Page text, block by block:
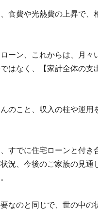
食費や光熱費の上昇で
ーン、これからは、月
はなく、【家計全体の
のこと、収入の柱や運
すでに住宅ローンと付
況、今後のご家族の見
なのと同じで、世の中の